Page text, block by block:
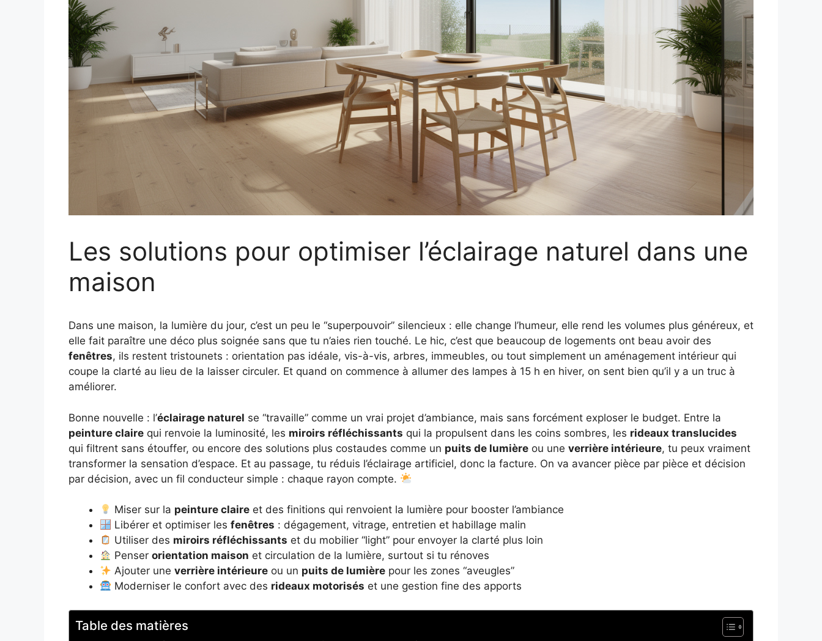
Les solutions pour optimiser l’éclairage naturel dans une
maison
Dans une maison, la lumière du jour, c’est un peu le “superpouvoir” silencieux : elle change l’humeur, elle rend les volumes plus généreux, et
elle fait paraître une déco plus soignée sans que tu n’aies rien touché. Le hic, c’est que beaucoup de logements ont beau avoir des
fenêtres, ils restent tristounets : orientation pas idéale, vis-à-vis, arbres, immeubles, ou tout simplement un aménagement intérieur qui
coupe la clarté au lieu de la laisser circuler. Et quand on commence à allumer des lampes à 15 h en hiver, on sent bien qu’il y a un truc à
améliorer.
Bonne nouvelle : l’éclairage naturel se “travaille” comme un vrai projet d’ambiance, mais sans forcément exploser le budget. Entre la
peinture claire qui renvoie la luminosité, les miroirs réfléchissants qui la propulsent dans les coins sombres, les rideaux translucides
qui filtrent sans étouffer, ou encore des solutions plus costaudes comme un puits de lumière ou une verrière intérieure, tu peux vraiment
transformer la sensation d’espace. Et au passage, tu réduis l’éclairage artificiel, donc la facture. On va avancer pièce par pièce et décision
par décision, avec un fil conducteur simple : chaque rayon compte.
Miser sur la peinture claire et des finitions qui renvoient la lumière pour booster l’ambiance
Libérer et optimiser lesfenêtres : dégagement, vitrage, entretien et habillage malin
Utiliser des miroirs réfléchissants et du mobilier “light” pour envoyer la clarté plus loin
Penserorientation maison et circulation de la lumière, surtout si tu rénoves
Ajouter uneverrière intérieure ou un puits de lumière pour les zones “aveugles”
Moderniser le confort avec des rideaux motorisés et une gestion fine des apports
Table des matières